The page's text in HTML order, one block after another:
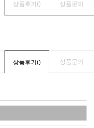
상품후기() 상품문의
상품후기() 상품문의